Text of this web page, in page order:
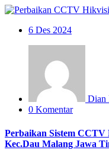
6 Des 2024
Dian
0 Komentar
Perbaikan Sistem CCTV
Kec.Dau Malang Jawa